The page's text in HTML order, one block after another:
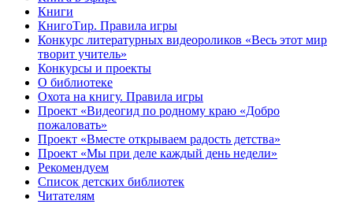
Книги
КнигоТир. Правила игры
Конкурс литературных видеороликов «Весь этот мир
творит учитель»
Конкурсы и проекты
О библиотеке
Охота на книгу. Правила игры
Проект «Видеогид по родному краю «Добро
пожаловать»
Проект «Вместе открываем радость детства»
Проект «Мы при деле каждый день недели»
Рекомендуем
Список детских библиотек
Читателям